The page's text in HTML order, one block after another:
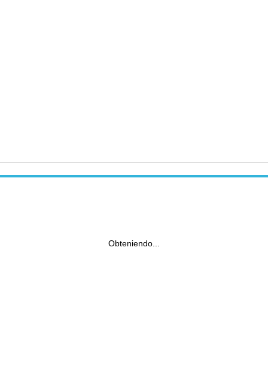
Obteniendo...